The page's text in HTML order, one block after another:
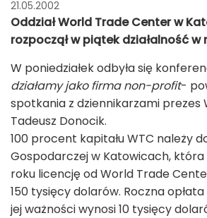
21.05.2002
Oddział World Trade Center w
rozpoczął w piątek działalność w
W poniedziałek odbyła się
działamy jako firma non-profit-
spotkania z dziennikarzami prezes
Tadeusz Donocik.
100 procent kapitału WTC należy
Gospodarczej w Katowicach, która
roku licencję od World Trade
150 tysięcy dolarów. Roczna
jej ważności wynosi 10 tysięcy